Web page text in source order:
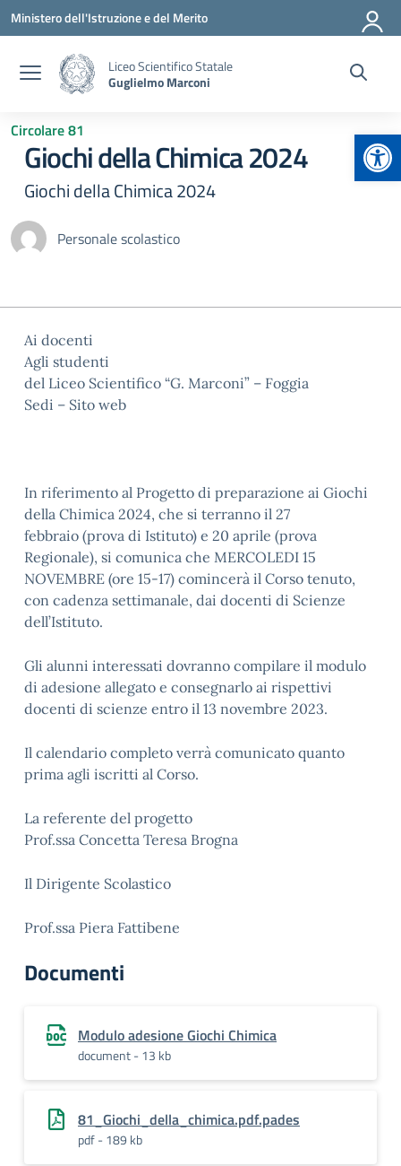
Vai ai contenuti
Vai al menu di navigazione
Vai al footer
Ministero dell'Istruzione e del Merito
Liceo Scientifico Statale
Guglielmo Marconi
Circolare 81
Giochi della Chimica 2024
Giochi della Chimica 2024
Personale scolastico
Ai docenti
Agli studenti
del Liceo Scientifico “G. Marconi” – Foggia
Sedi – Sito web
In riferimento al Progetto di preparazione ai Giochi
della Chimica 2024, che si terranno il 27
febbraio (prova di Istituto) e 20 aprile (prova
Regionale), si comunica che MERCOLEDI 15
NOVEMBRE (ore 15-17) comincerà il Corso tenuto,
con cadenza settimanale, dai docenti di Scienze
dell’Istituto.
Gli alunni interessati dovranno compilare il modulo
di adesione allegato e consegnarlo ai rispettivi
docenti di scienze entro il 13 novembre 2023.
Il calendario completo verrà comunicato quanto
prima agli iscritti al Corso.
La referente del progetto
Prof.ssa Concetta Teresa Brogna
Il Dirigente Scolastico
Prof.ssa Piera Fattibene
Documenti
Modulo adesione Giochi Chimica
document - 13 kb
81_Giochi_della_chimica.pdf.pades
pdf - 189 kb